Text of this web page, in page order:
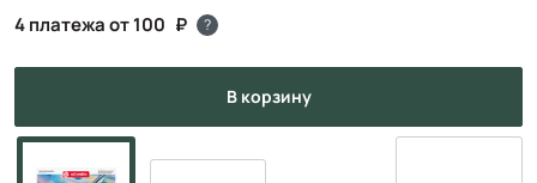
4 платежа от 100 ?
в корзину